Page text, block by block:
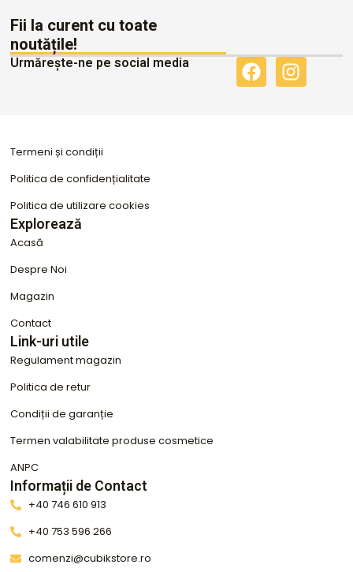
Fii la curent cu toate
noutățile!
Urmărește-ne pe social media
F
a
I
n
Termeni și condiții
Politica de confidențialitate
Politica de utilizare cookies
Explorează
Acasă
Despre Noi
Magazin
Contact
Link-uri utile
Regulament magazin
Politica de retur
Condiții de garanție
Termen valabilitate produse cosmetice
ANPC
Informații de Contact
+40 746 610 913
+40 753 596 266
comenzi@cubikstore.ro